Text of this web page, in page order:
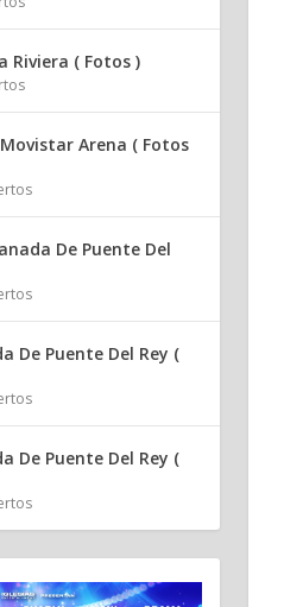
Riviera ( Fotos )
Arena ( Fotos
De Puente Del
De Puente Del Rey (
De Puente Del Rey (